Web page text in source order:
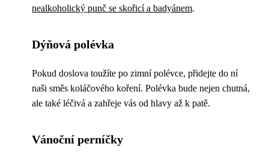
nealkoholický punč se skořicí a badyánem.
Dýňová polévka
Pokud doslova toužíte po zimní polévce, přidejte do ní
naši směs koláčového koření. Polévka bude nejen chutná,
ale také léčivá a zahřeje vás od hlavy až k patě.
Vánoční perníčky